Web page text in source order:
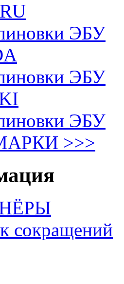
ЭБУ
ЭБУ
ЭБУ
>>>
сокращений